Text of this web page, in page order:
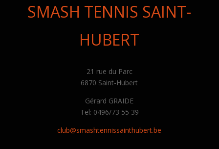
SMASH TENNIS SAINT-
HUBERT
21 rue du Parc
6870 Saint-Hubert
Gérard GRAIDE
Tel: 0496/73 55 39
club@smashtennissainthubert.be